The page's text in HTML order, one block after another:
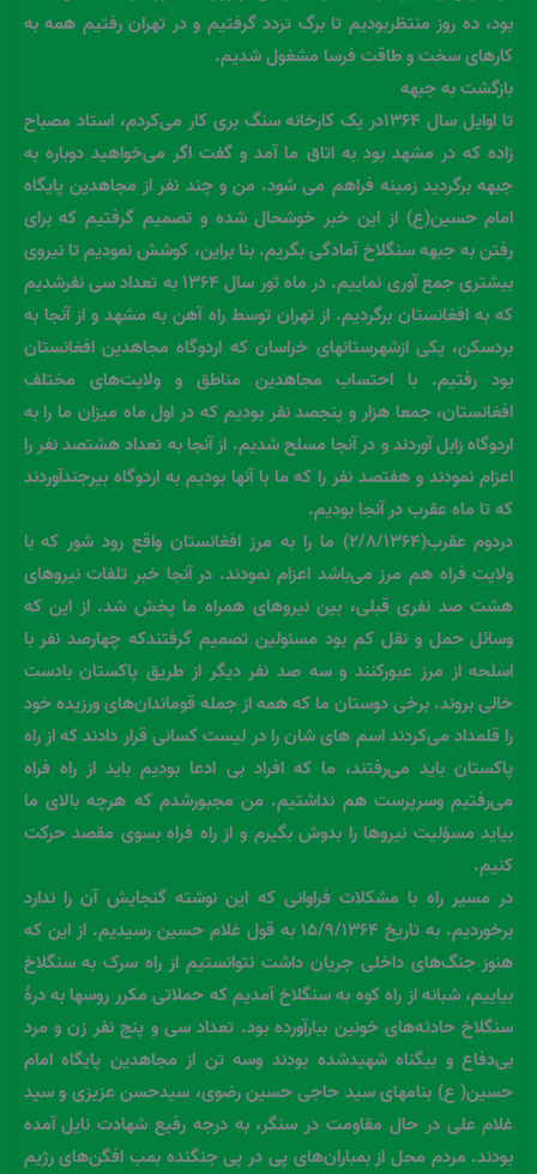
بود، ده روز منتظربودیم تا برگ تردد گرفتیم و در تهران رفتیم همه به
کارهای سخت و طاقت فرسا مشغول شدیم.
بازگشت به جبهه
تا اوایل سال ۱۳۶۴در یک کارخانه سنگ بری کار می‌کردم، استاد مصباح
زاده که در مشهد بود به اتاق ما آمد و گفت اگر می‌خواهید دوباره به
جبهه برگردید زمینه فراهم می شود. من و چند نفر از مجاهدین پایگاه
امام حسین(ع) از این خبر خوشحال شده و تصمیم گرفتیم که برای
رفتن به جبهه سنگلاخ آمادگی بگریم. بنا براین، کوشش نمودیم تا نیروی
بیشتری جمع آوری نماییم. در ماه ثور سال ۱۳۶۴ به تعداد سی نفرشدیم
که به افغانستان برگردیم. از تهران توسط راه آهن به مشهد و از آنجا به
بردسکن، یکی ازشهرستانهای خراسان که اردوگاه مجاهدین افغانستان
بود رفتیم. با احتساب مجاهدین مناطق و ولایت‌های مختلف
افغانستان، جمعا هزار و پنجصد نفر بودیم که در اول ماه میزان ما را به
اردوگاه زابل آوردند و در آنجا مسلح شدیم. از آنجا به تعداد هشتصد نفر را
اعزام نمودند و هفتصد نفر را که ما با آنها بودیم به اردوگاه بیرجندآوردند
که تا ماه عقرب در آنجا بودیم.
دردوم عقرب(۲/۸/۱۳۶۴) ما را به مرز افغانستان واقع رود شور که با
ولایت فراه هم مرز می‌باشد اعزام نمودند. در آنجا خبر تلفات نیروهای
هشت صد نفری قبلی، بین نیروهای همراه ما پخش شد. از این که
وسائل حمل و نقل کم بود مسئولین تصمیم گرفتندکه چهارصد نفر با
اسلحه از مرز عبورکنند و سه صد نفر دیگر از طریق پاکستان بادست
خالی بروند. برخی دوستان ما که همه از جمله قوماندان‌های ورزیده خود
را قلمداد می‌کردند اسم های شان را در لیست کسانی قرار دادند که از راه
پاکستان باید می‌رفتند، ما که افراد بی ادعا بودیم باید از راه فراه
می‌رفتیم وسرپرست هم نداشتیم. من مجبورشدم که هرچه بالای ما
بیاید مسؤلیت نیروها را بدوش بگیرم و از راه فراه بسوی مقصد حرکت
کنیم.
در مسیر راه با مشکلات فراوانی که این نوشته گنجایش آن را ندارد
برخوردیم. به تاریخ ۱۵/۹/۱۳۶۴ به قول غلام حسین رسیدیم. از این که
هنوز جنگ‌های داخلی جریان داشت نتوانستیم از راه سرک به سنگلاخ
بیاییم، شبانه از راه کوه به سنگلاخ آمدیم که حملاتی مکرر روسها به درۀ
سنگلاخ حادثه‌های خونین ببارآورده بود. تعداد سی و پنج نفر زن و مرد
بی‌دفاع و بیگناه شهیدشده بودند وسه تن از مجاهدین پایگاه امام
حسین( ع) بنامهای سید حاجی حسین رضوی، سیدحسن عزیزی و سید
غلام علی در حال مقاومت در سنگر، به درجه رفیع شهادت نایل آمده
بودند. مردم محل از بمباران‌های پی در پی جنگنده‌ بمب افگن‌های رژیم